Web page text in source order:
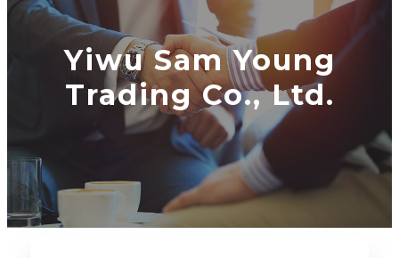
Yiwu Sam Young
Trading Co., Ltd.